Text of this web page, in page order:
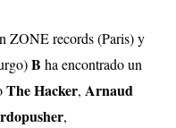
ZONE records (Paris) y
B ha encontrado un
The Hacker, Arnaud
,